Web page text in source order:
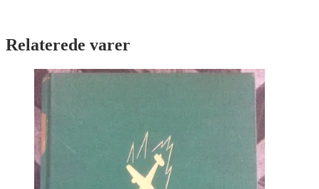
Relaterede varer